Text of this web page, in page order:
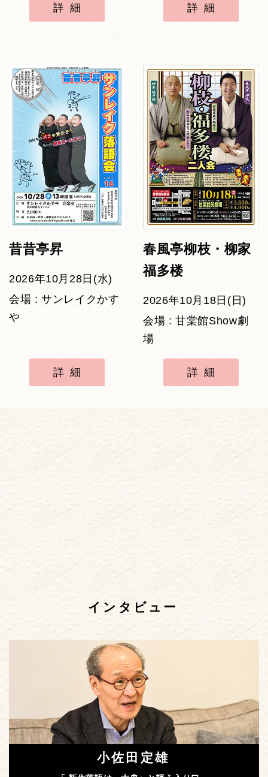
詳細 詳細
昔昔亭昇
2026年10月28日(水)
会場 : サンレイクかす
や
詳細
春風亭柳枝・柳家
福多楼
2026年10月18日(日)
会場 : 甘棠館Show劇
場
詳細
インタビュー
小佐田定雄